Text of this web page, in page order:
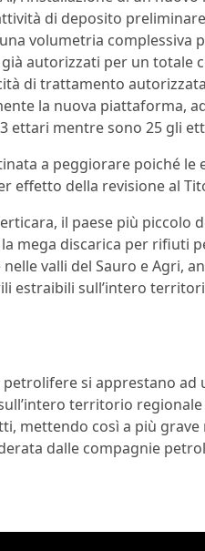
di deposito
volumetria complessiva
autorizzati per un totale
di trattamento
la nuova piattaforma,
ettari mentre sono 25 gli
a peggiorare poiché
effetto della revisione al
il paese più piccolo
mega discarica per rifiuti
valli del Sauro e Agri,
estraibili sull’intero
petrolifere si apprestano
territorio
mettendo così a più grave
dalle compagnie